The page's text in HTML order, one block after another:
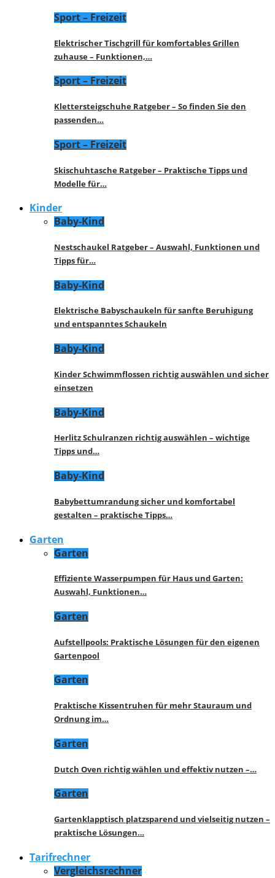
Sport – Freizeit
Elektrischer Tischgrill für komfortables Grillen
zuhause – Funktionen,…
Sport – Freizeit
Klettersteigschuhe Ratgeber – So finden Sie den
passenden…
Sport – Freizeit
Skischuhtasche Ratgeber – Praktische Tipps und
Modelle für…
Kinder
Baby-Kind
Nestschaukel Ratgeber – Auswahl, Funktionen und
Tipps für…
Baby-Kind
Elektrische Babyschaukeln für sanfte Beruhigung
und entspanntes Schaukeln
Baby-Kind
Kinder Schwimmflossen richtig auswählen und sicher
einsetzen
Baby-Kind
Herlitz Schulranzen richtig auswählen – wichtige
Tipps und…
Baby-Kind
Babybettumrandung sicher und komfortabel
gestalten – praktische Tipps…
Garten
Garten
Effiziente Wasserpumpen für Haus und Garten:
Auswahl, Funktionen…
Garten
Aufstellpools: Praktische Lösungen für den eigenen
Gartenpool
Garten
Praktische Kissentruhen für mehr Stauraum und
Ordnung im…
Garten
Dutch Oven richtig wählen und effektiv nutzen –…
Garten
Gartenklapptisch platzsparend und vielseitig nutzen –
praktische Lösungen…
Tarifrechner
Vergleichsrechner